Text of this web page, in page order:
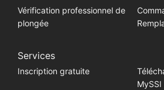
Vérification professionnel de
plongée
Services
Inscription gratuite
MySSI